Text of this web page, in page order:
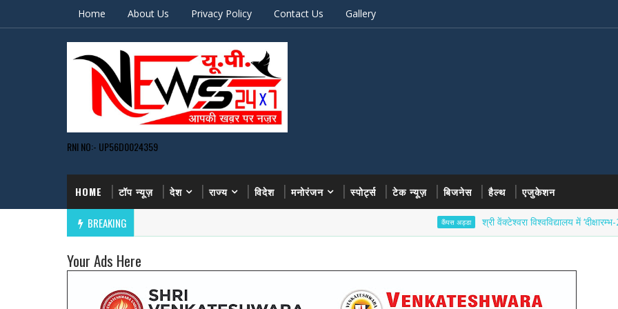
Home About Us Privacy Policy Contact Us Gallery
RNI NO:- UP56D0024359
HOME टॉप न्यूज़ देश राज्य विदेश मनोरंजन स्पोर्ट्स टेक न्यूज़ बिजनेस हैल्थ एजुकेशन
BREAKING श्री वेंक्टेश्वरा विश्वविद्यालय में ‘दीक्षारम्भ-2026’
Your Ads Here